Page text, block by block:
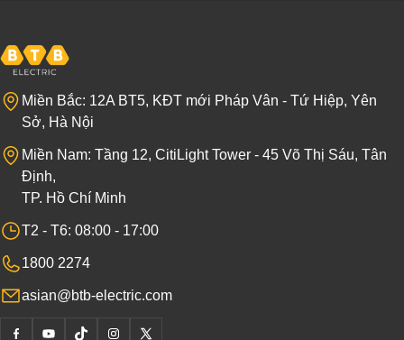
Miền Bắc: 12A BT5, KĐT mới Pháp Vân - Tứ Hiệp, Yên
Sở, Hà Nội
Miền Nam: Tầng 12, CitiLight Tower - 45 Võ Thị Sáu, Tân
Định,
TP. Hồ Chí Minh
T2 - T6: 08:00 - 17:00
1800 2274
asian@btb-electric.com